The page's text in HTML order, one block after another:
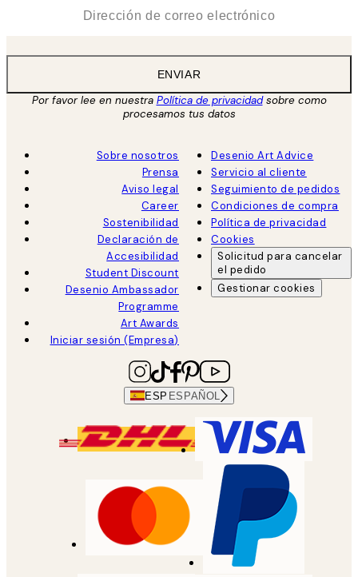
ENVIAR
Por favor lee en nuestra Política de privacidadsobre como
procesamos tus datos
Sobre nosotros
Prensa
Aviso legal
Career
Sostenibilidad
Declaración de
Accesibilidad
Student Discount
Desenio Ambassador
Programme
Art Awards
Iniciar sesión (Empresa)
Desenio Art Advice
Servicio al cliente
Seguimiento de pedidos
Condiciones de compra
Política de privacidad
Cookies
Solicitud para cancelar
el pedido
Gestionar cookies
ESP ESPAÑOL